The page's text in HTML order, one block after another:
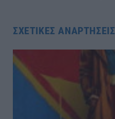
ΣΧΕΤΙΚΈΣ ΑΝΑΡΤΉΣΕΙΣ